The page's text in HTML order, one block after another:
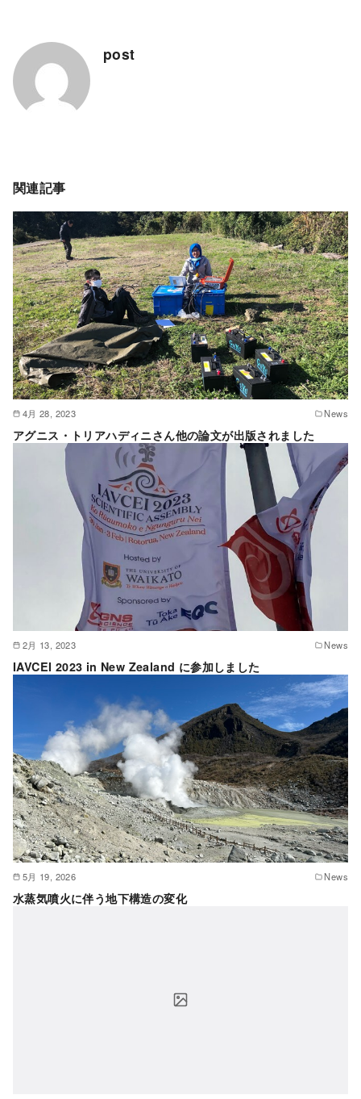
post
関連記事
4月 28, 2023 News
アグニス・トリアハディニさん他の論文が出版されました
2月 13, 2023 News
IAVCEI 2023 in New Zealand に参加しました
5月 19, 2026 News
水蒸気噴火に伴う地下構造の変化